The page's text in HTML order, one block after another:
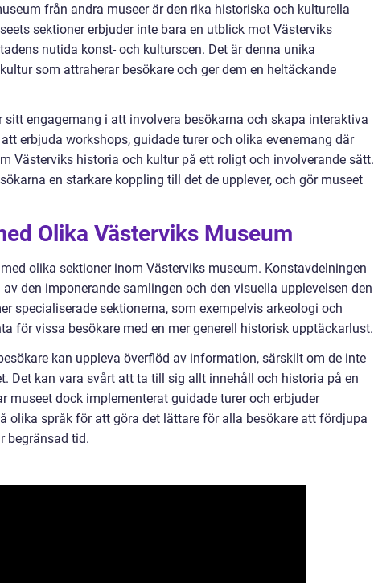
från andra museer är den rika historiska och kulturella
sektioner erbjuder inte bara en utblick mot Västerviks
nutida konst- och kulturscen. Det är denna unika
som attraherar besökare och ger dem en heltäckande
engagemang i att involvera besökarna och skapa interaktiva
erbjuda workshops, guidade turer och olika evenemang där
Västerviks historia och kultur på ett roligt och involverande sätt.
en starkare koppling till det de upplever, och gör museet
Olika Västerviks Museum
olika sektioner inom Västerviks museum. Konstavdelningen
den imponerande samlingen och den visuella upplevelsen den
specialiserade sektionerna, som exempelvis arkeologi och
för vissa besökare med en mer generell historisk upptäckarlust.
kan uppleva överflöd av information, särskilt om de inte
Det kan vara svårt att ta till sig allt innehåll och historia på en
museet dock implementerat guidade turer och erbjuder
språk för att göra det lättare för alla besökare att fördjupa
begränsad tid.